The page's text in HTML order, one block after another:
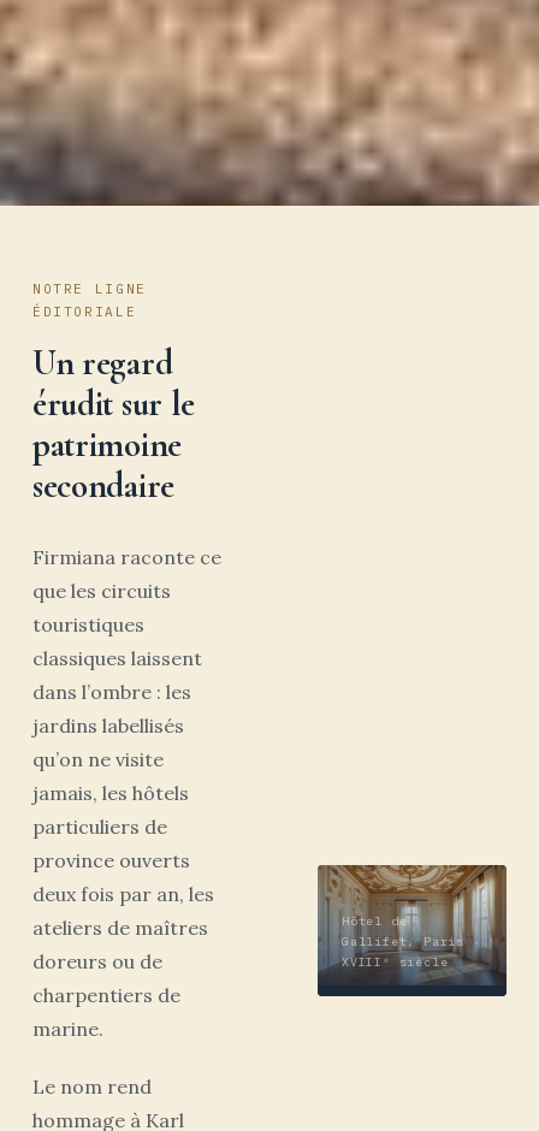
NOTRE LIGNE
ÉDITORIALE
Un regard
érudit sur le
patrimoine
secondaire
Firmiana raconte ce
que les circuits
touristiques
classiques laissent
dans l’ombre : les
jardins labellisés
qu’on ne visite
jamais, les hôtels
particuliers de
province ouverts
deux fois par an, les
ateliers de maîtres
doreurs ou de
charpentiers de
marine.
Le nom rend
hommage à Karl
Hôtel de
Gallifet, Paris ·
XVIIIᵉ siècle